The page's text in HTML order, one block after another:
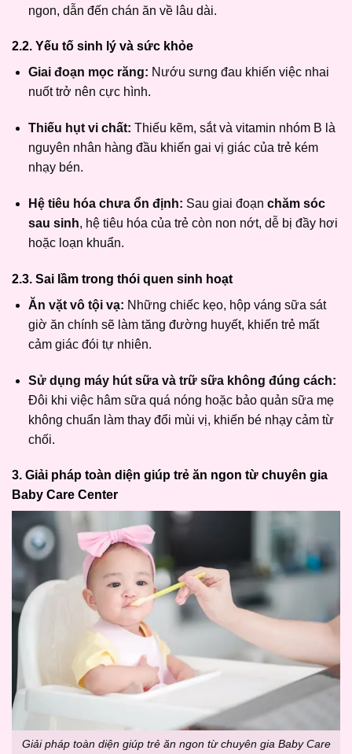
ngon, dẫn đến chán ăn về lâu dài.
2.2. Yếu tố sinh lý và sức khỏe
Giai đoạn mọc răng: Nướu sưng đau khiến việc nhai
nuốt trở nên cực hình.
Thiếu hụt vi chất: Thiếu kẽm, sắt và vitamin nhóm B là
nguyên nhân hàng đầu khiến gai vị giác của trẻ kém
nhạy bén.
Hệ tiêu hóa chưa ổn định: Sau giai đoạn chăm sóc
sau sinh, hệ tiêu hóa của trẻ còn non nớt, dễ bị đầy hơi
hoặc loạn khuẩn.
2.3. Sai lầm trong thói quen sinh hoạt
Ăn vặt vô tội vạ: Những chiếc kẹo, hộp váng sữa sát
giờ ăn chính sẽ làm tăng đường huyết, khiến trẻ mất
cảm giác đói tự nhiên.
Sử dụng máy hút sữa và trữ sữa không đúng cách:
Đôi khi việc hâm sữa quá nóng hoặc bảo quản sữa mẹ
không chuẩn làm thay đổi mùi vị, khiến bé nhạy cảm từ
chối.
3. Giải pháp toàn diện giúp trẻ ăn ngon từ chuyên gia
Baby Care Center
Giải pháp toàn diện giúp trẻ ăn ngon từ chuyên gia Baby Care